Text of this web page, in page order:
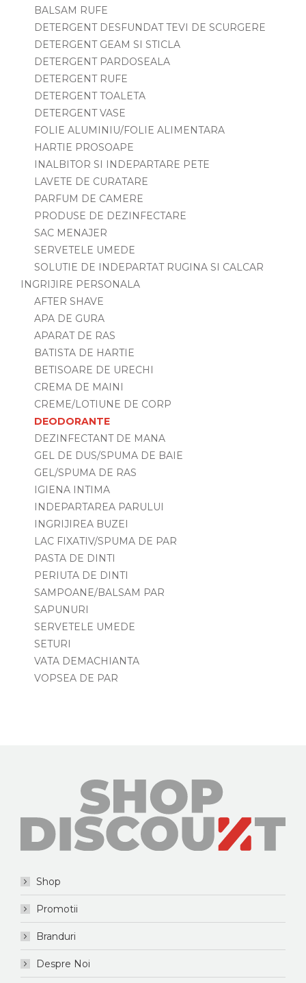
BALSAM RUFE
DETERGENT DESFUNDAT TEVI DE SCURGERE
DETERGENT GEAM SI STICLA
DETERGENT PARDOSEALA
DETERGENT RUFE
DETERGENT TOALETA
DETERGENT VASE
FOLIE ALUMINIU/FOLIE ALIMENTARA
HARTIE PROSOAPE
INALBITOR SI INDEPARTARE PETE
LAVETE DE CURATARE
PARFUM DE CAMERE
PRODUSE DE DEZINFECTARE
SAC MENAJER
SERVETELE UMEDE
SOLUTIE DE INDEPARTAT RUGINA SI CALCAR
INGRIJIRE PERSONALA
AFTER SHAVE
APA DE GURA
APARAT DE RAS
BATISTA DE HARTIE
BETISOARE DE URECHI
CREMA DE MAINI
CREME/LOTIUNE DE CORP
DEODORANTE
DEZINFECTANT DE MANA
GEL DE DUS/SPUMA DE BAIE
GEL/SPUMA DE RAS
IGIENA INTIMA
INDEPARTAREA PARULUI
INGRIJIREA BUZEI
LAC FIXATIV/SPUMA DE PAR
PASTA DE DINTI
PERIUTA DE DINTI
SAMPOANE/BALSAM PAR
SAPUNURI
SERVETELE UMEDE
SETURI
VATA DEMACHIANTA
VOPSEA DE PAR
Shop
Promotii
Branduri
Despre Noi